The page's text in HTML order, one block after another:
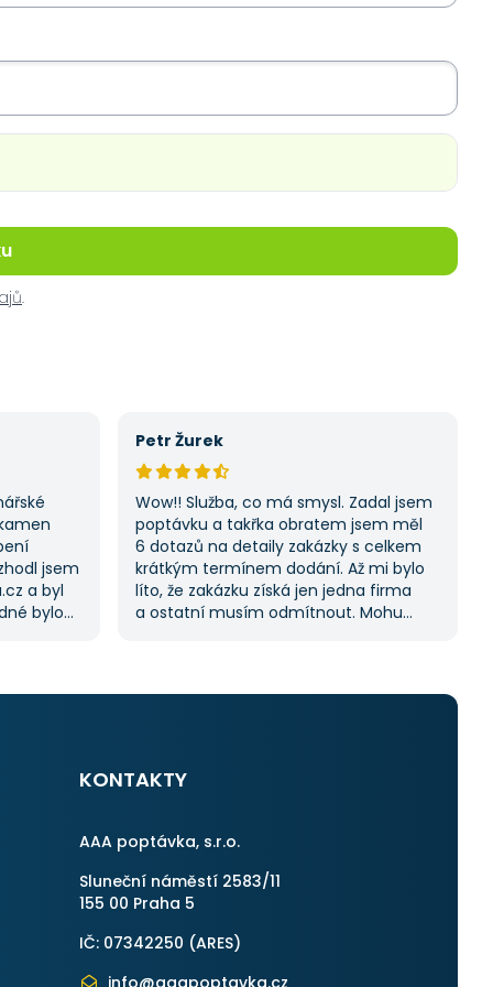
.
jsem
a byl
bylo
Petr Žurek
Wow!! Služba, co má smysl. Zadal jsem
poptávku a takřka obratem jsem měl
6 dotazů na detaily zakázky s celkem
krátkým termínem dodání. Až mi bylo
líto, že zakázku získá jen jedna firma
a ostatní musím odmítnout. Mohu
začněte tady :-)
KONTAKTY
AAA poptávka, s.r.o.
Sluneční náměstí 2583/11
155 00 Praha 5
IČ: 07342250 (ARES)
info@aaapoptavka.cz